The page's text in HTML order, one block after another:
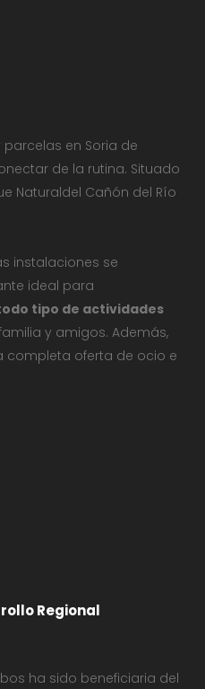
en Soria de
de la rutina. Situado
Naturaldel Cañón del Río
instalaciones se
ideal para
tipo de actividades
y amigos. Además,
completa oferta de ocio e
Regional
ha sido beneficiaria del